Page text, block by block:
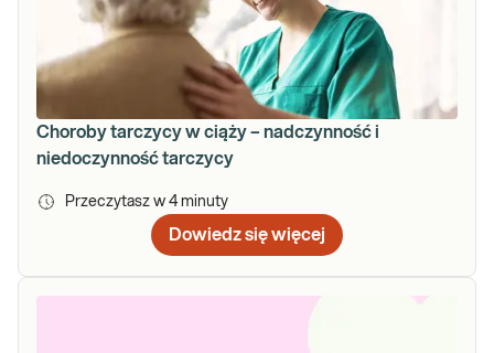
Choroby tarczycy w ciąży – nadczynność i
niedoczynność tarczycy
Przeczytasz w 4 minuty
Dowiedz się więcej